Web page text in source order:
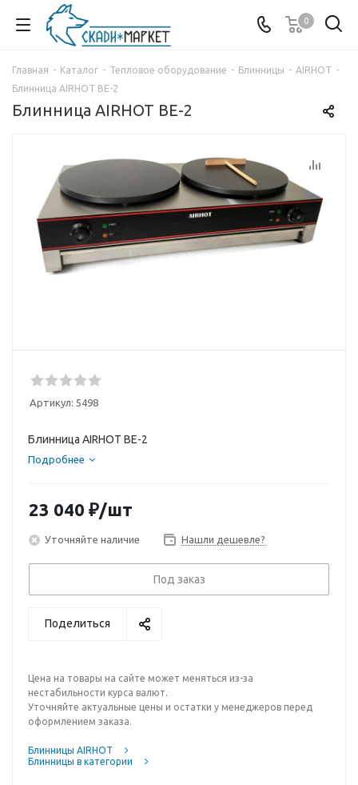
0
Главная - Каталог - Тепловое оборудование - Блинницы - AIRHOT -
Блинница AIRHOT BE-2
Блинница AIRHOT BE-2
Артикул: 5498
Блинница AIRHOT BE-2
Подробнее
23 040 ₽/шт
Уточняйте наличие Нашли дешевле?
Под заказ
Поделиться
Цена на товары на сайте может меняться из-за
нестабильности курса валют.
Уточняйте актуальные цены и остатки у менеджеров перед
оформлением заказа.
Блинницы AIRHOT
Блинницы в категории